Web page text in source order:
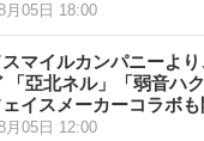
月05日 18:00
マイルカンパニーよ
「亞北ネル」「弱音ハ
イスメーカーコラボも
月05日 12:00